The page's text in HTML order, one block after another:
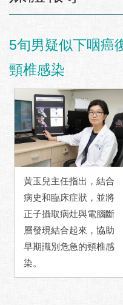
5旬男疑似下咽癌
頸椎感染
黃玉兒主任指出，結合
病史和臨床症狀，並將
正子攝取病灶與電腦斷
層發現結合起來，協助
早期識別危急的頸椎感
染。